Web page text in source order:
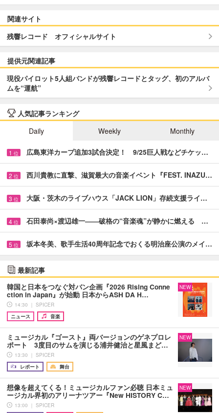
関連サイト
残響レコード オフィシャルサイト
提供元関連記事
現役パイロット5人組バンドが残響レコードとタッグ、初のアルバ
ムを“運航”
人気記事ランキング
Daily
Weekly Monthly
1 位 広島東洋カープ追加3試合決定！ 9/25巨人戦などチケッ…
2 位 西川貴教に直撃、滋賀最大の音楽イベント『FEST. INAZU…
3 位 大阪・茨木のライブハウス「JACK LION」存続支援ライ…
4 位 石田泰尚×渡辺雄一――破格の“音楽魂”が静かに燃える …
5 位 坂本冬美、歌手生活40周年記念でおくる明治座公演のメイ…
最新記事
韓国と日本をつなぐ対バン企画『2026 Rising Conne
ction in Japan』が始動 日本からASH DA H…
14:30 ｜ SPICER
ニュース
音楽
NEW
ミュージカル『ゴースト』両バージョンのゲネプロレ
ポート 3度目のサムを演じる浦井健治と星風まど…
13:30 ｜ SPICER
レポート
舞台
NEW
想像を超えてくる！ミュージカルファン必聴 日本ミュ
ージカル界初のアリーナツアー『New HISTORY C…
13:00 ｜ SPICER
NEW